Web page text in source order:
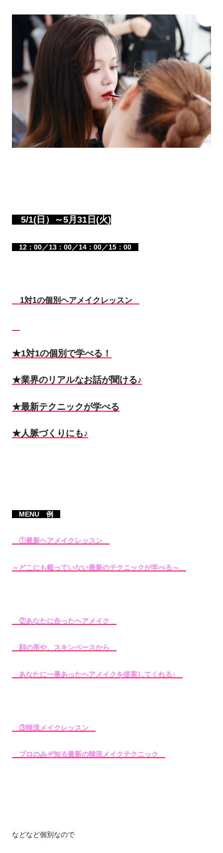
5/1(日）～5月31日(火)
12：00／13：00／14：00／15：00
1対1の個別ヘアメイクレッスン
★1対1の個別で学べる！
★業界のリアルなお話が聞ける♪
★最新テクニックが学べる
★人脈づくりにも♪
MENU 例
①最新ヘアメイクレッスン
～どこにも載っていない最新のテクニックが学べる～
②あなたに合ったヘアメイク
顔の形や、スキンベースから
あなたに一番あったヘアメイクを提案してくれる♪
③韓流メイクレッスン
プロのみぞ知る最新の韓流メイクテクニック
などなど個別なので